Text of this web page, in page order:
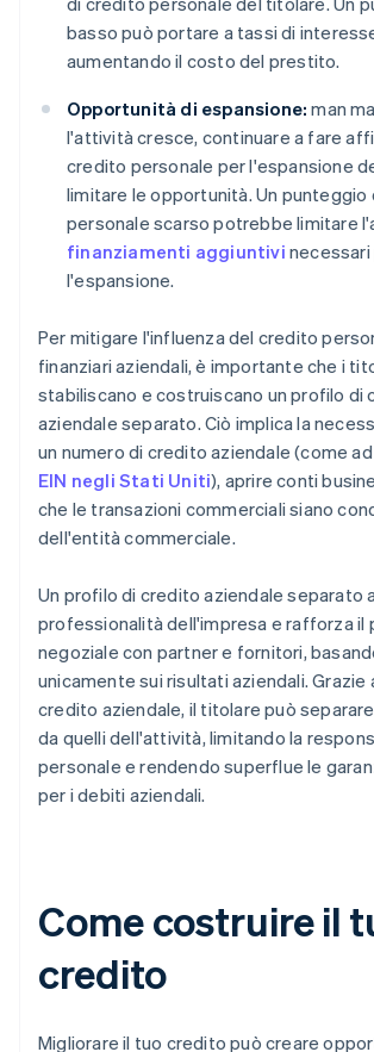
basso può portare a tassi di
aumentando il costo del prestito.
Opportunità di espansione: man
l'attività cresce, continuare a fare
credito personale per l'espansione
limitare le opportunità. Un punteggio
personale scarso potrebbe limitare
finanziamenti aggiuntivi necessari
l'espansione.
Per mitigare l'influenza del credito
finanziari aziendali, è importante che i
stabiliscano e costruiscano un profilo di
aziendale separato. Ciò implica la
un numero di credito aziendale (come
EIN negli Stati Uniti), aprire conti
che le transazioni commerciali siano
dell'entità commerciale.
Un profilo di credito aziendale separato
professionalità dell'impresa e rafforza il
negoziale con partner e fornitori,
unicamente sui risultati aziendali. Grazie
credito aziendale, il titolare può
da quelli dell'attività, limitando la
personale e rendendo superflue le
per i debiti aziendali.
Come costruire il
credito
Migliorare il tuo credito può creare